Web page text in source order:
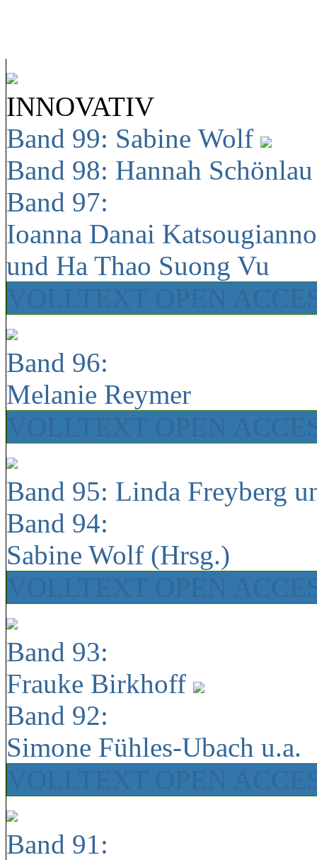
INNOVATIV
Band 99: Sabine Wolf
Band 98: Hannah
Band 97:
Ioanna Danai
und Ha Thao Suong Vu
Band 96:
Melanie Reymer
Band 95: Linda Freyberg
Band 94:
Sabine Wolf (Hrsg.)
Band 93:
Frauke Birkhoff
Band 92:
Simone Fühles-Ubach u.a.
Band 91: